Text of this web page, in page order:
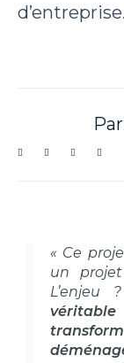
d’entreprise.
« Ce
un
L’enjeu